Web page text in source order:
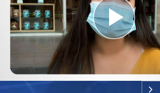
Play
Video